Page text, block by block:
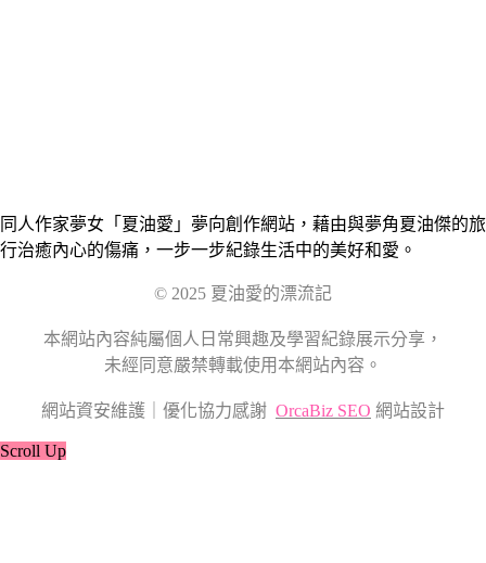
同人作家夢女「夏油愛」夢向創作網站，藉由與夢角夏油傑的旅
行治癒內心的傷痛，一步一步紀錄生活中的美好和愛。
© 2025 夏油愛的漂流記
本網站內容純屬個人日常興趣及學習紀錄展示分享，
未經同意嚴禁轉載使用本網站內容。
網站資安維護｜優化協力感謝 OrcaBiz SEO 網站設計
Scroll Up